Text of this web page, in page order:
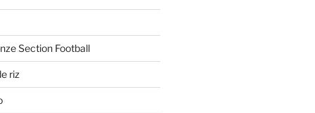
Section Football
riz